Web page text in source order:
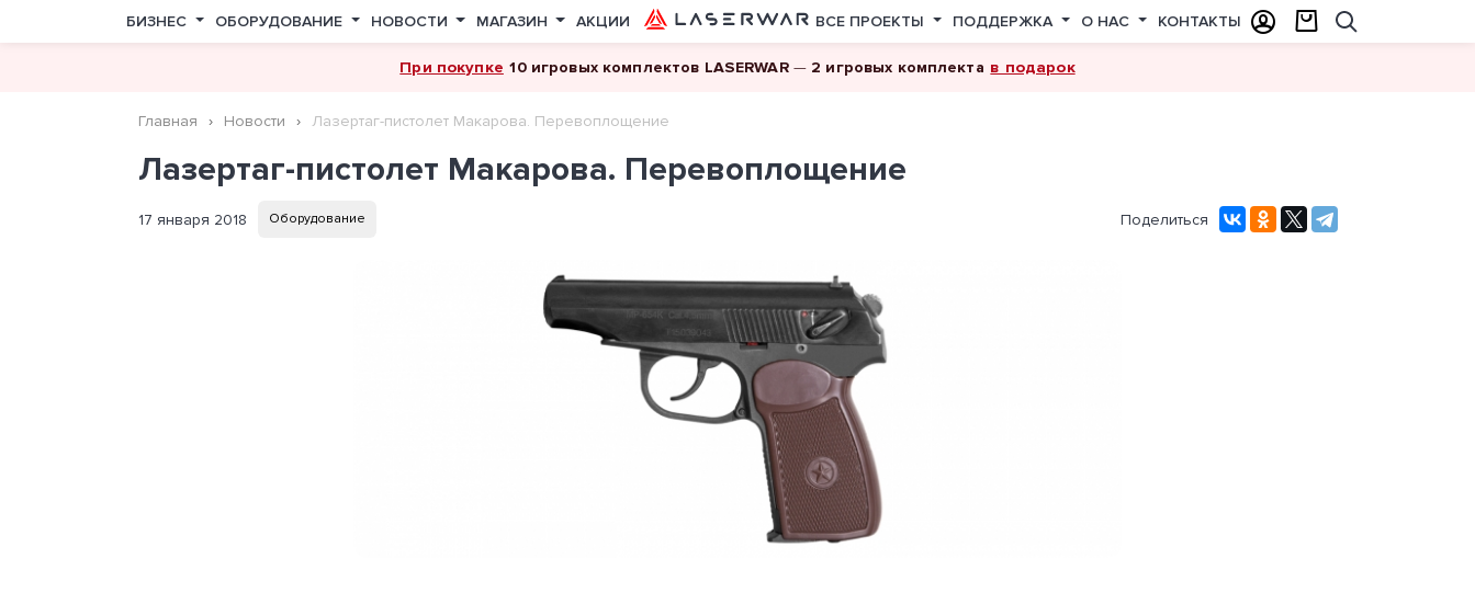
БИЗНЕС ОБОРУДОВАНИЕ НОВОСТИ МАГАЗИН АКЦИИ ВСЕ ПРОЕКТЫ ПОДДЕРЖКА О НАС КОНТАКТЫ
При покупке 10 игровых комплектов LASERWAR— 2 игровых комплекта в подарок
Главная Новости Лазертаг-пистолет Макарова. Перевоплощение
Лазертаг-пистолет Макарова. Перевоплощение
17 января 2018 Оборудование Поделиться